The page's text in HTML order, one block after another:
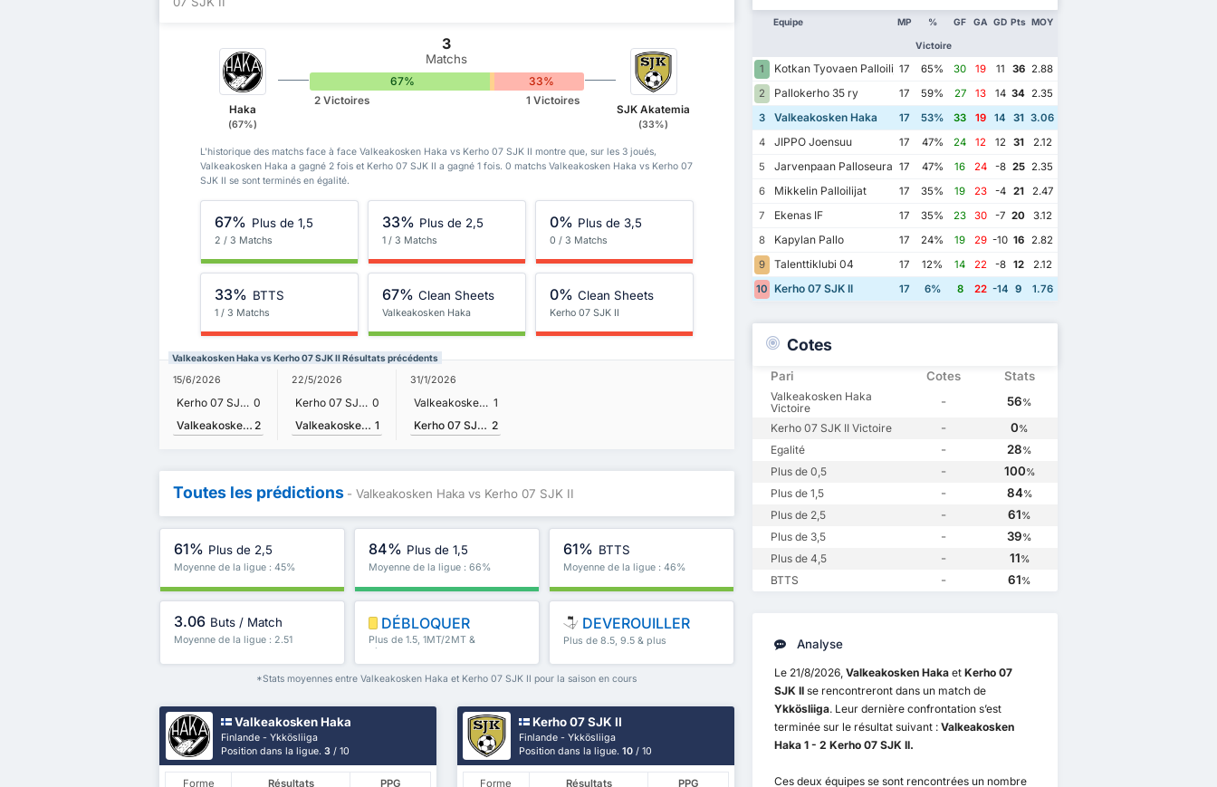
Haka
(67%)
3
Matchs
67% 33%
2 Victoires 1 Victoires
SJK Akatemia
(33%)
L'historique des matchs face à face Valkeakosken Haka vs Kerho 07 SJK II montre que, sur les 3 joués,
Valkeakosken Haka a gagné 2 fois et Kerho 07 SJK II a gagné 1 fois. 0 matchs Valkeakosken Haka vs Kerho 07
SJK II se sont terminés en égalité.
67% Plus de 1,5
2 / 3 Matchs
33% Plus de 2,5
1 / 3 Matchs
0% Plus de 3,5
0 / 3 Matchs
33% BTTS
1 / 3 Matchs
67% Clean Sheets
Valkeakosken Haka
0% Clean Sheets
Kerho 07 SJK II
Valkeakosken Haka vs Kerho 07 SJK II Résultats précédents
15/6/2026
Kerho 07 SJK II 0
Valkeakosken Haka 2
22/5/2026
Kerho 07 SJK II 0
Valkeakosken Haka 1
31/1/2026
Valkeakosken Haka 1
Kerho 07 SJK II 2
Toutes les prédictions - Valkeakosken Haka vs Kerho 07 SJK II
61% Plus de 2,5
Moyenne de la ligue : 45%
84% Plus de 1,5
Moyenne de la ligue : 66%
61% BTTS
Moyenne de la ligue : 46%
3.06 Buts / Match
Moyenne de la ligue : 2.51
DÉBLOQUER
Plus de 1.5, 1MT/2MT &
plus
DEVEROUILLER
Plus de 8.5, 9.5 & plus
*Stats moyennes entre Valkeakosken Haka et Kerho 07 SJK II pour la saison en cours
Valkeakosken Haka
Finlande - Ykkösliiga
Position dans la ligue.3 / 10
Forme Résultats
PPG
Kerho 07 SJK II
Finlande - Ykkösliiga
Position dans la ligue.10 / 10
Forme Résultats
PPG
Equipe MP %
Victoire
GF GA GD Pts MOY
1 Kotkan Tyovaen Palloilijat
17 65% 30 19 11 36 2.88
2
Pallokerho 35 ry 17 59% 27 13 14 34 2.35
3
Valkeakosken Haka 17 53% 33 19 14 31 3.06
4
JIPPO Joensuu 17 47% 24 12 12 31
2.12
5
Jarvenpaan Palloseura 17 47% 16 24 -8 25 2.35
6
Mikkelin Palloilijat 17 35% 19 23 -4 21
2.47
7
Ekenas IF 17 35% 23 30 -7 20
3.12
8
Kapylan Pallo 17 24% 19 29 -10 16
2.82
9
Talenttiklubi 04 17 12% 14 22 -8 12
2.12
10 Kerho 07 SJK II 17 6% 8 22 -14 9 1.76
Cotes
Pari Cotes Stats
Valkeakosken Haka
Victoire
- 56%
Kerho 07 SJK II Victoire - 0%
Egalité - 28%
Plus de 0,5 - 100%
Plus de 1,5 - 84%
Plus de 2,5 - 61%
Plus de 3,5 - 39%
Plus de 4,5 - 11%
BTTS - 61%
Analyse
Le 21/8/2026, Valkeakosken Hakaet Kerho 07
SJK IIse rencontreront dans un match de
Ykkösliiga. Leur dernière confrontation s’est
terminée sur le résultat suivant : Valkeakosken
Haka 1 - 2 Kerho 07 SJK II.
Ces deux équipes se sont rencontrées un nombre